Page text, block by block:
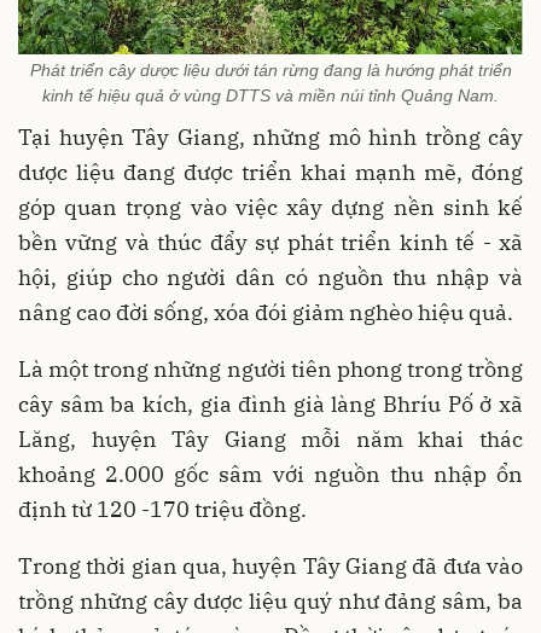
Phát triển cây dược liệu dưới tán rừng đang là hướng phát triển
kinh tế hiệu quả ở vùng DTTS và miền núi tỉnh Quảng Nam.
Tại huyện Tây Giang, những mô hình trồng cây
dược liệu đang được triển khai mạnh mẽ, đóng
góp quan trọng vào việc xây dựng nền sinh kế
bền vững và thúc đẩy sự phát triển kinh tế - xã
hội, giúp cho người dân có nguồn thu nhập và
nâng cao đời sống, xóa đói giảm nghèo hiệu quả.
Là một trong những người tiên phong trong trồng
cây sâm ba kích, gia đình già làng Bhríu Pố ở xã
Lăng, huyện Tây Giang mỗi năm khai thác
khoảng 2.000 gốc sâm với nguồn thu nhập ổn
định từ 120 -170 triệu đồng.
Trong thời gian qua, huyện Tây Giang đã đưa vào
trồng những cây dược liệu quý như đảng sâm, ba